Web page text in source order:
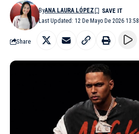
Last Updated: 12 De Mayo De 2026 13:58
ByANA LAURA LÓPEZ
Share